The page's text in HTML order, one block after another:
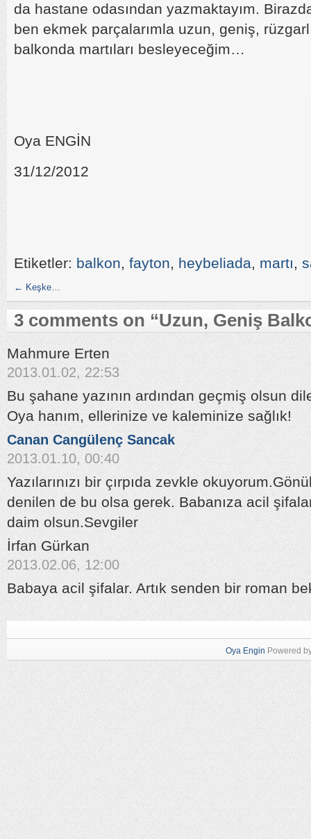
da hastane odasından yazmaktayım.
ben ekmek parçalarımla uzun, geniş,
balkonda martıları besleyeceğim…
Oya ENGİN
31/12/2012
Etiketler: balkon, fayton, heybeliada, martı,
← Keşke…
3 comments on “Uzun, Geniş
Mahmure Erten
2013.01.02, 22:53
Bu şahane yazının ardından geçmiş olsun
Oya hanım, ellerinize ve kaleminize sağlık!
Canan Cangülenç Sancak
2013.01.10, 00:40
Yazılarınızı bir çırpıda zevkle
denilen de bu olsa gerek. Babanıza acil
daim olsun.Sevgiler
İrfan Gürkan
2013.02.06, 12:00
Babaya acil şifalar. Artık senden bir roman
Oya Engin Powered